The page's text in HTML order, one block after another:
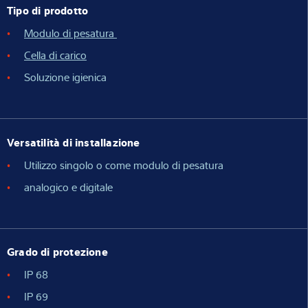
Tipo di prodotto
Modulo di pesatura
Cella di carico
Soluzione igienica
Versatilità di installazione
Utilizzo singolo o come modulo di pesatura
analogico e digitale
Grado di protezione
IP 68
IP 69